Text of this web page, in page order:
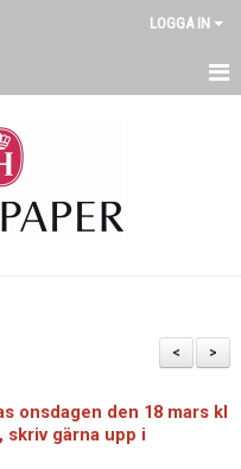
LOGGA IN
>
<
onsdagen den 18 mars kl
skriv gärna upp i